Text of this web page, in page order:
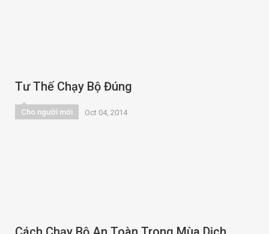
Tư Thế Chạy Bộ Đúng
Cho người mới Oct 04, 2014